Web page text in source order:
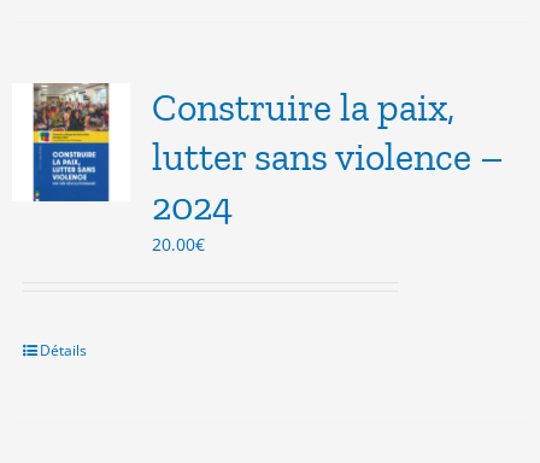
Construire la paix,
lutter sans violence –
2024
20.00€
Détails